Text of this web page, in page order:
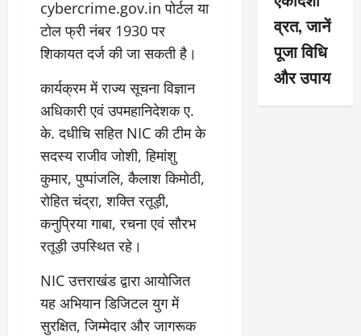
cybercrime.gov.in पोर्टल या
टोल फ्री नंबर 1930 पर
शिकायत दर्ज की जा सकती है।
कार्यक्रम में राज्य सूचना विज्ञान
अधिकारी एवं उपमहानिदेशक ए.
के. दधीचि सहित NIC की टीम के
सदस्य राजीव जोशी, हिमांशु
कुमार, पुष्पांजलि, कैलाश किमोठी,
रोहित चंद्रा, शक्ति रतूड़ी,
कनुप्रिया गाबा, रचना एवं सौरभ
रतूड़ी उपस्थित रहे।
NIC उत्तराखंड द्वारा आयोजित
यह अभियान डिजिटल युग में
सुरक्षित, जिम्मेदार और जागरूक
व्रत, जानें
पूजा विधि
और उपाय